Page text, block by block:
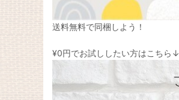
送料無料で同梱しよう！
¥0円でお試ししたい方はこちら↓